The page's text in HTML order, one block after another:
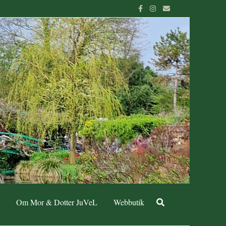
Om Mor & Dotter JuVeL Webbutik